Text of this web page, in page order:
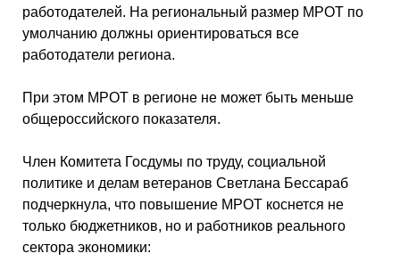
работодателей. На региональный размер МРОТ по
умолчанию должны ориентироваться все
работодатели региона.
При этом МРОТ в регионе не может быть меньше
общероссийского показателя.
Член Комитета Госдумы по труду, социальной
политике и делам ветеранов Светлана Бессараб
подчеркнула, что повышение МРОТ коснется не
только бюджетников, но и работников реального
сектора экономики: